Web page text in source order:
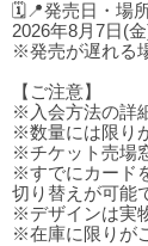
🗓️📍発売日・場
2026年8月7日(
※発売が遅れる
【ご注意】
※入会方法の詳
※数量には限り
※チケット売場
※すでにカード
切り替えが可能
※デザインは実
※在庫に限りが